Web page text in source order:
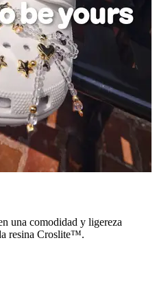
una comodidad y ligereza
resina Croslite™.